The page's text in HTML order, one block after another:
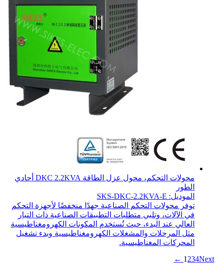
محولات التحكم، محول عزل الطاقة DKC 2.2KVA أحادي
الطور
الموديل: SKS-DKC-2.2KVA-E
توفر محولات التحكم الصناعية جهدًا منخفضًا لأجهزة التحكم
في الآلات، وتلبي متطلبات التطبيقات الصناعية ذات التيار
العالي عند البدء، حيث تُستخدم المكونات الكهرومغناطيسية
مثل المرحلات والمشغلات الكهرومغناطيسية وبدء تشغيل
المحركات المغناطيسية.
1 234Next ←